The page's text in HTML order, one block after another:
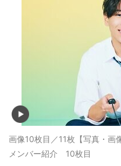
画像10枚目／11枚 【写真・
メンバー紹介 10枚目